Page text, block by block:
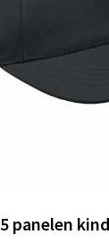
panelen